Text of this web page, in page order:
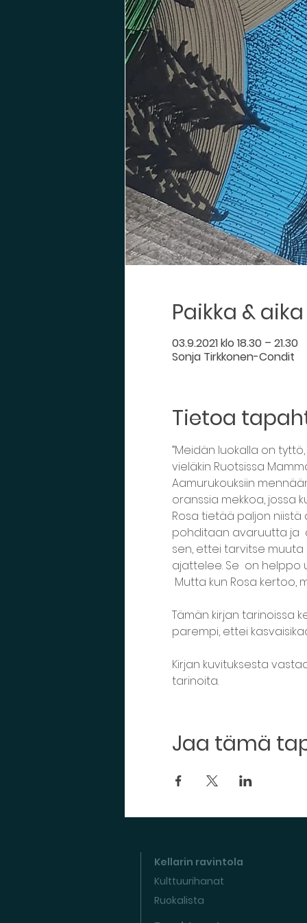
Paikka & aika
03.9.2021 klo 18.30 – 21.30
Sonja Tirkkonen-Condit
Tietoa
”Meidän luokalla on
vieläkin Ruotsissa
Aamurukouksiin
oranssia mekkoa, jossa
Rosa tietää paljon niistä
pohditaan avaruutta ja
sen, ettei tarvitse muuta
ajattelee. Se  on helppo
Tämän kirjan tarinoissa
parempi, ettei
Kirjan kuvituksesta
tarinoita.
Jaa tämä
Kellarin ravintola
Kulttuurihanat
Ruokalista